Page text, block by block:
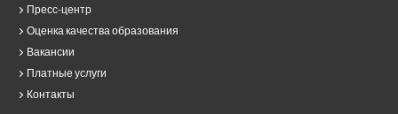
Пресс-центр
Оценка качества образования
Вакансии
Платные услуги
Контакты